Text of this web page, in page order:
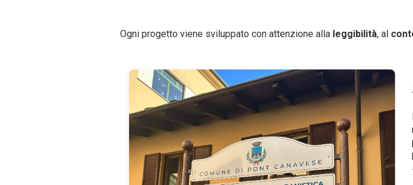
Ogni progetto viene sviluppato con attenzione alla leggibilità, al